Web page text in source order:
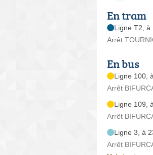
En tram
Ligne T2, à
Arrêt
En bus
Ligne 100,
Arrêt
Ligne 109,
Arrêt
Ligne 3, à
Arrêt